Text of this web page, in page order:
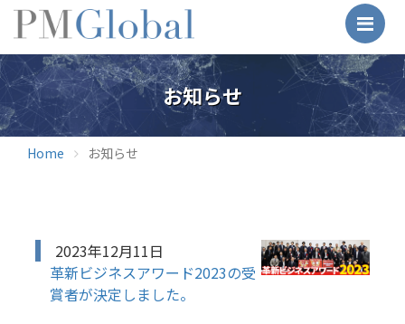
お知らせ
Home お知らせ
2023年12月11日
革新ビジネスアワード2023の受
賞者が決定しました。